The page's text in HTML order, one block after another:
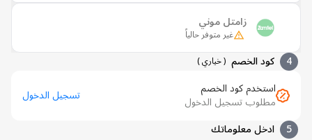
زامتل موني
غير متوفر حالياً
كود الخصم (خياري )
استخدم كود الخصم
مطلوب تسجيل الدخول
تسجيل الدخول
ادخل معلوماتك